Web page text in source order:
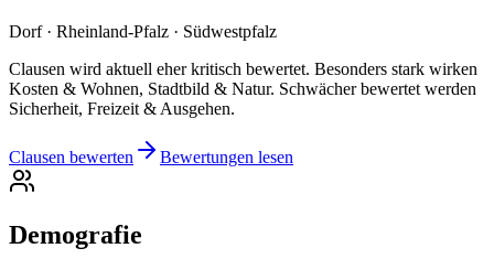
Dorf · Rheinland-Pfalz · Südwestpfalz
Clausen wird aktuell eher kritisch bewertet. Besonders stark wirken
Kosten & Wohnen, Stadtbild & Natur. Schwächer bewertet werden
Sicherheit, Freizeit & Ausgehen.
Clausen bewerten Bewertungen lesen
Demografie